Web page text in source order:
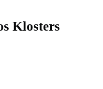
Klosters